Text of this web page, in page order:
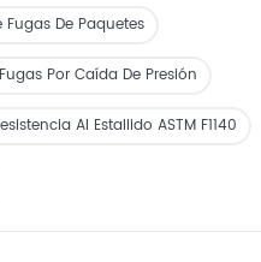
Fugas De Paquetes
Por Caída De Presión
Al Estallido ASTM F1140